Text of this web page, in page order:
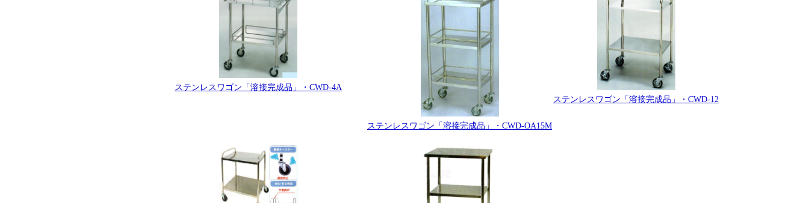
ステンレスワゴン「溶接完成品」・CWD-4A
ステンレスワゴン「溶接完成品」・CWD-OA15M
ステンレスワゴン「溶接完成品」・CWD-12